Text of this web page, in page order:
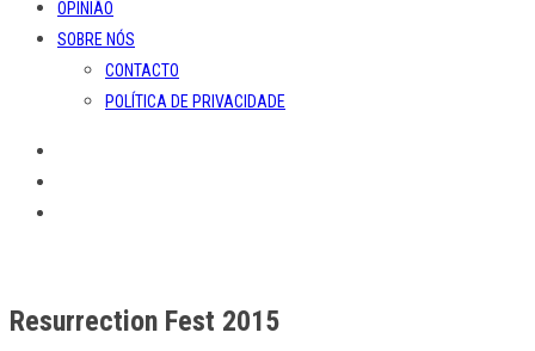
OPINIÃO
SOBRE NÓS
CONTACTO
POLÍTICA DE PRIVACIDADE
Resurrection Fest 2015